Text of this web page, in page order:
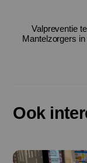
Valpreventie
Mantelzorgers
Ook